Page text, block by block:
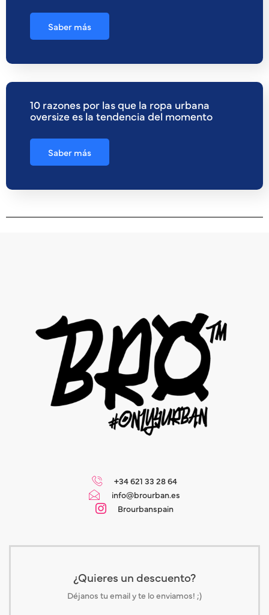
Saber más
10 razones por las que la ropa urbana
oversize es la tendencia del momento
Saber más
+34 621 33 28 64
info@brourban.es
Brourbanspain
¿Quieres un descuento?
Déjanos tu email y te lo enviamos! ;)